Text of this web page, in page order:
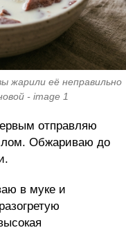
жарили её неправильно
- image 1
отправляю
Обжариваю до
в муке и